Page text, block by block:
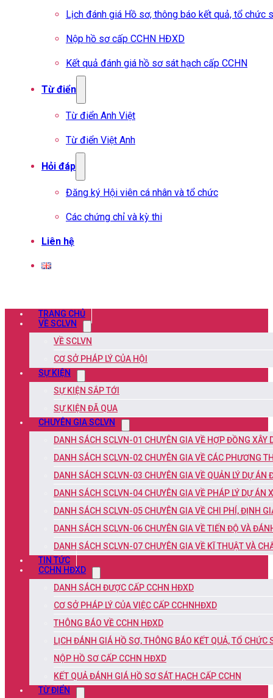
Lịch đánh giá Hồ sơ, thông báo kết quả, tổ chức
Nộp hồ sơ cấp CCHN HĐXD
Kết quả đánh giá hồ sơ sát hạch cấp CCHN
Từ điển
Từ điển Anh Việt
Từ điển Việt Anh
Hỏi đáp
Đăng ký Hội viên cá nhân và tổ chức
Các chứng chỉ và kỳ thi
Liên hệ
TRANG CHỦ
VỀ SCLVN
VỀ SCLVN
CƠ SỞ PHÁP LÝ CỦA HỘI
SỰ KIỆN
SỰ KIỆN SẮP TỚI
SỰ KIỆN ĐÃ QUA
CHUYÊN GIA SCLVN
DANH SÁCH SCLVN-01 CHUYÊN GIA VỀ HỢP ĐỒNG XÂY
DANH SÁCH SCLVN-02 CHUYÊN GIA VỀ CÁC PHƯƠNG
DANH SÁCH SCLVN-03 CHUYÊN GIA VỀ QUẢN LÝ DỰ ÁN
DANH SÁCH SCLVN-04 CHUYÊN GIA VỀ PHÁP LÝ DỰ ÁN
DANH SÁCH SCLVN-05 CHUYÊN GIA VỀ CHI PHÍ, ĐỊNH
DANH SÁCH SCLVN-06 CHUYÊN GIA VỀ TIẾN ĐỘ VÀ
DANH SÁCH SCLVN-07 CHUYÊN GIA VỀ KĨ THUẬT VÀ
TIN TỨC
CCHN HĐXD
DANH SÁCH ĐƯỢC CẤP CCHN HĐXD
CƠ SỞ PHÁP LÝ CỦA VIỆC CẤP CCHNHĐXD
THÔNG BÁO VỀ CCHN HĐXD
LỊCH ĐÁNH GIÁ HỒ SƠ, THÔNG BÁO KẾT QUẢ, TỔ CHỨC
NỘP HỒ SƠ CẤP CCHN HĐXD
KẾT QUẢ ĐÁNH GIÁ HỒ SƠ SÁT HẠCH CẤP CCHN
TỪ ĐIỂN